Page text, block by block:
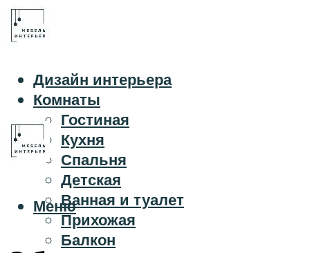
Дизайн интерьера
Комнаты
Гостиная
Кухня
Спальня
Детская
Ванная и туалет
Прихожая
Балкон
Меню